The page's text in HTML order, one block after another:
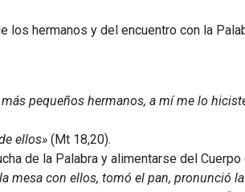
los hermanos y del encuentro con la
pequeños hermanos, a mí me lo
ellos» (Mt 18,20).
de la Palabra y alimentarse del Cuerpo
mesa con ellos, tomó el pan, pronunció la